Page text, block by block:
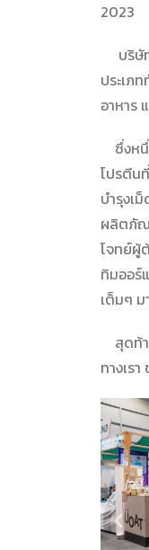
2023
บริษัท
ประเภ
อาหาร
ซึ่งห
โปรตีน
บำรุงเ
ผลิตภัณ
โจทย์ผู้
ทิมออร์
เต็มๆ
สุดท้า
ทางเร